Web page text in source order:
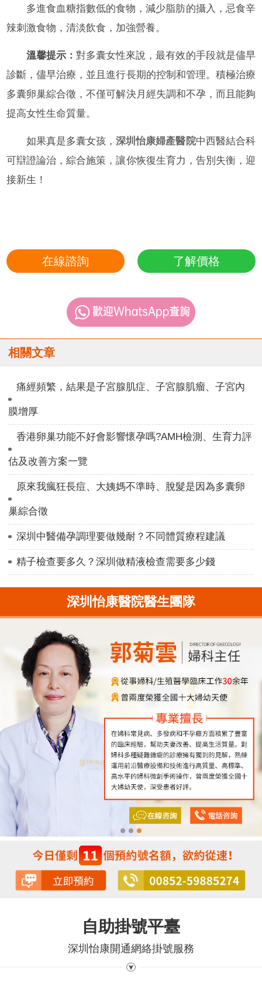
多進食血糖指數低的食物，減少脂肪的攝入，忌食辛
辣刺激食物，清淡飲食，加強營養。
溫馨提示：對多囊女性來說，最有效的手段就是儘早
診斷，儘早治療，並且進行長期的控制和管理。積極治療
多囊卵巢綜合徵，不僅可解決月經失調和不孕，而且能夠
提高女性生命質量。
如果真是多囊女孩，深圳怡康婦產醫院中西醫結合科
可辯證論治，綜合施策，讓你恢復生育力，告別失衡，迎
接新生！
在線諮詢 了解價格
相關文章
痛經頻繁，結果是子宮腺肌症、子宮腺肌瘤、子宮內
膜增厚
香港卵巢功能不好會影響懷孕嗎?AMH檢測、生育力評
估及改善方案一覽
原來我瘋狂長痘、大姨媽不準時、脫髮是因為多囊卵
巢綜合徵
深圳中醫備孕調理要做幾耐？不同體質療程建議
精子檢查要多久？深圳做精液檢查需要多少錢
深圳怡康醫院醫生團隊
自助掛號平臺
深圳怡康開通網絡掛號服務